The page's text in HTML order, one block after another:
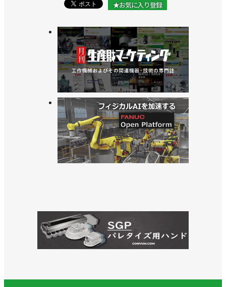
発／NEDO
>>アーム衝突時の衝撃を逃がせる減速機用のギアを
開発／NEDO
★お気に入り登録